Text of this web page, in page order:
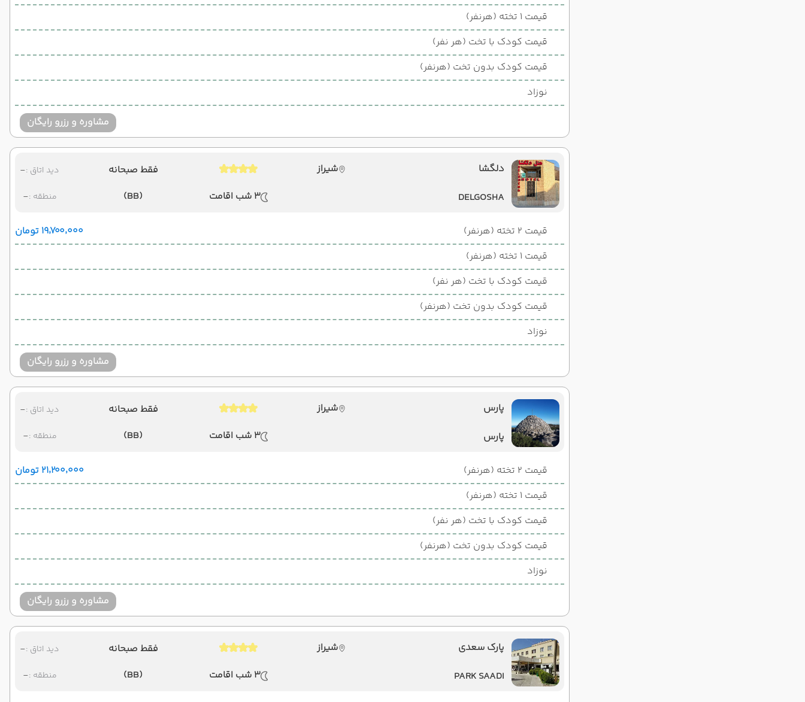
قیمت 1 تخته (هرنفر)
قیمت کودک با تخت (هر نفر)
قیمت کودک بدون تخت (هرنفر)
نوزاد
مشاوره و رزرو رایگان
دلگشا
شیراز
DELGOSHA
3 شب اقامت
فقط صبحانه
(BB)
دید اتاق :-
منطقه :-
قیمت 2 تخته (هرنفر)
۱۹٬۷۰۰٬۰۰۰ تومان
قیمت 1 تخته (هرنفر)
قیمت کودک با تخت (هر نفر)
قیمت کودک بدون تخت (هرنفر)
نوزاد
مشاوره و رزرو رایگان
پارس
شیراز
پارس
3 شب اقامت
فقط صبحانه
(BB)
دید اتاق :-
منطقه :-
قیمت 2 تخته (هرنفر)
۲۱٬۲۰۰٬۰۰۰ تومان
قیمت 1 تخته (هرنفر)
قیمت کودک با تخت (هر نفر)
قیمت کودک بدون تخت (هرنفر)
نوزاد
مشاوره و رزرو رایگان
پارک سعدی
شیراز
PARK SAADI
3 شب اقامت
فقط صبحانه
(BB)
دید اتاق :-
منطقه :-